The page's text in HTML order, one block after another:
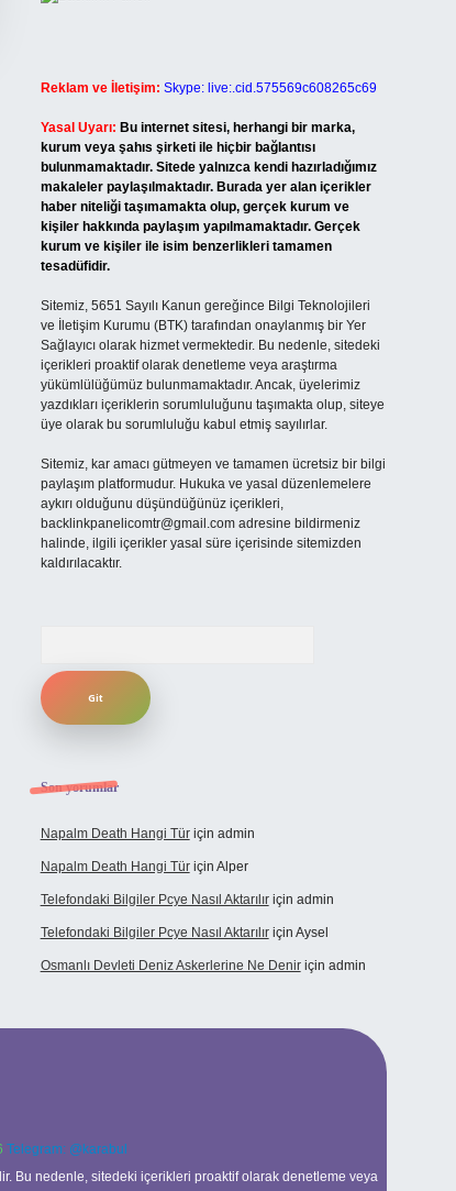
Reklam ve İletişim: Skype: live:.cid.575569c608265c69
Yasal Uyarı: Bu internet sitesi, herhangi bir marka,
kurum veya şahıs şirketi ile hiçbir bağlantısı
bulunmamaktadır. Sitede yalnızca kendi hazırladığımız
makaleler paylaşılmaktadır. Burada yer alan içerikler
haber niteliği taşımamakta olup, gerçek kurum ve
kişiler hakkında paylaşım yapılmamaktadır. Gerçek
kurum ve kişiler ile isim benzerlikleri tamamen
tesadüfidir.
Sitemiz, 5651 Sayılı Kanun gereğince Bilgi Teknolojileri
ve İletişim Kurumu (BTK) tarafından onaylanmış bir Yer
Sağlayıcı olarak hizmet vermektedir. Bu nedenle, sitedeki
içerikleri proaktif olarak denetleme veya araştırma
yükümlülüğümüz bulunmamaktadır. Ancak, üyelerimiz
yazdıkları içeriklerin sorumluluğunu taşımakta olup, siteye
üye olarak bu sorumluluğu kabul etmiş sayılırlar.
Sitemiz, kar amacı gütmeyen ve tamamen ücretsiz bir bilgi
paylaşım platformudur. Hukuka ve yasal düzenlemelere
aykırı olduğunu düşündüğünüz içerikleri,
backlinkpanelicomtr@gmail.comadresine bildirmeniz
halinde, ilgili içerikler yasal süre içerisinde sitemizden
kaldırılacaktır.
Son yorumlar
Napalm Death Hangi Türiçin admin
Napalm Death Hangi Türiçin Alper
Telefondaki Bilgiler Pcye Nasıl Aktarılıriçin admin
Telefondaki Bilgiler Pcye Nasıl Aktarılıriçin Aysel
Osmanlı Devleti Deniz Askerlerine Ne Deniriçin admin
Telegram: @karabul
Bu nedenle, sitedeki içerikleri proaktif olarak denetleme veya